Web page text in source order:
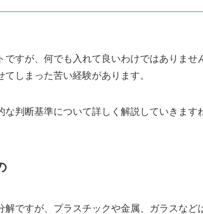
すが、何でも入れて良いわけではありませ
しまった苦い経験があります。
判断基準について詳しく解説していきます
解ですが、プラスチックや金属、ガラスなど